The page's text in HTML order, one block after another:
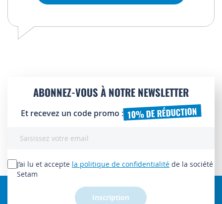
ABONNEZ-VOUS À NOTRE NEWSLETTER
Et recevez un code promo : 10% DE RÉDUCTION
lettre
d’information
J’ai lu et accepte la politique de confidentialité de la société
Setam
Inscription